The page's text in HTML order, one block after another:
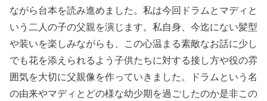
ながら台本を読み進めました。私は今回ドラムとマディと
いう二人の子の父親を演じます。私自身、今迄にない髪型
や装いを楽しみながらも、この心温まる素敵なお話に少し
でも花を添えられるよう子供たちに対する接し方や役の雰
囲気を大切に父親像を作っていきました。ドラムという名
の由来やマディとどの様な幼少期を過ごしたのか是非この